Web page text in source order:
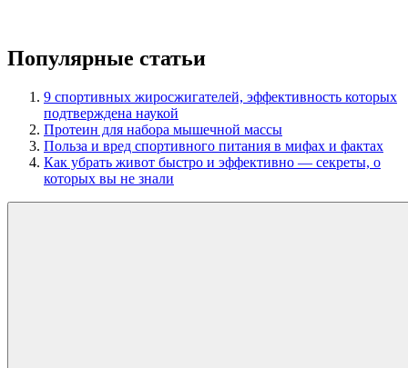
Популярные статьи
9 спортивных жиросжигателей, эффективность которых
подтверждена наукой
Протеин для набора мышечной массы
Польза и вред спортивного питания в мифах и фактах
Как убрать живот быстро и эффективно — секреты, о
которых вы не знали